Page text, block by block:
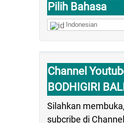
Pilih Bahasa
Indonesian
Channel
BODHIGIRI
Silahkan
subcribe di